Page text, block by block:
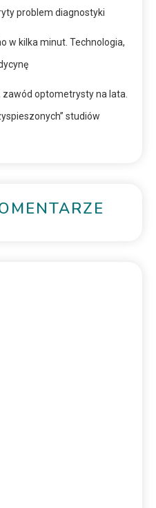
problem diagnostyki
w kilka minut. Technologia,
zawód optometrysty na lata.
studiów